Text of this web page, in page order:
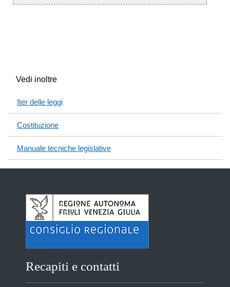
Vedi inoltre
Iter delle leggi
Costituzione
Manuale tecniche legislative
Recapiti e contatti